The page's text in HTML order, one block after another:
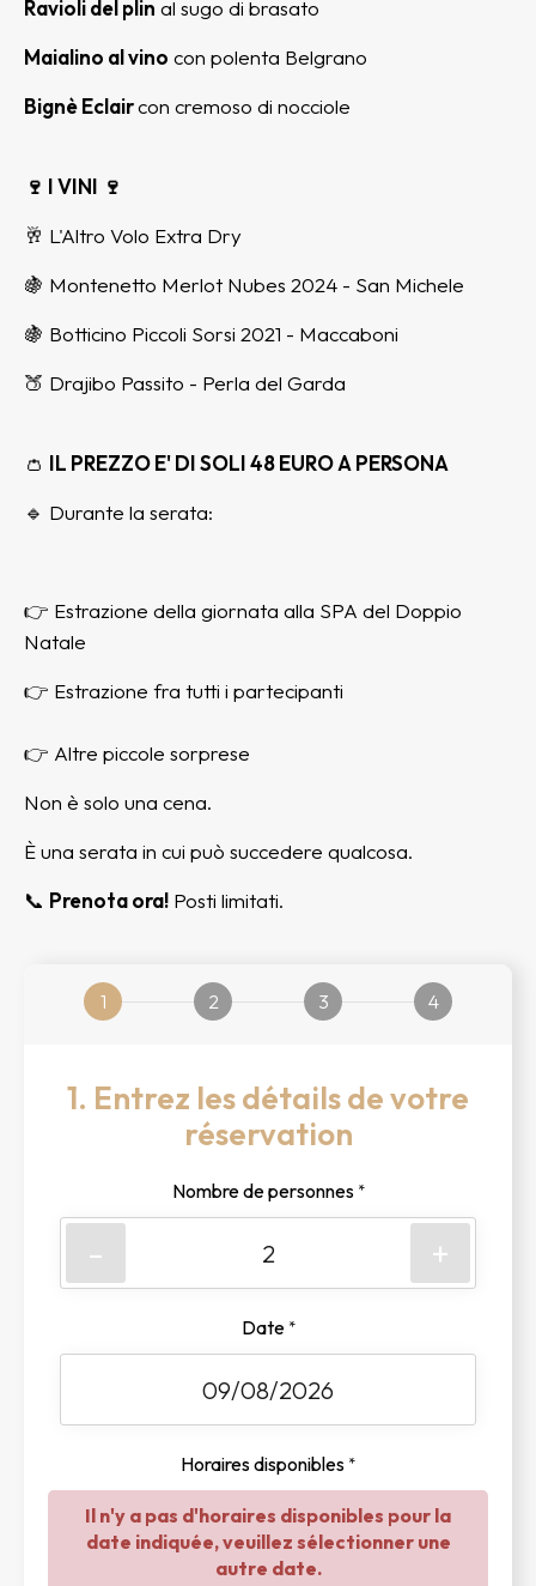
Ravioli del plin al sugo di brasato
Maialino al vino con polenta Belgrano
Bignè Eclaircon cremoso di nocciole
🍷 I VINI 🍷
🥂 L'Altro Volo Extra Dry
🍇 Montenetto Merlot Nubes 2024 - San Michele
🍇 Botticino Piccoli Sorsi 2021 - Maccaboni
🍑 Drajibo Passito - Perla del Garda
👛 IL PREZZO E' DI SOLI 48 EURO A PERSONA
🔹 Durante la serata:
👉 Estrazione della giornata alla SPA del Doppio
Natale
👉 Estrazione fra tutti i partecipanti
👉 Altre piccole sorprese
Non è solo una cena.
È una serata in cui può succedere qualcosa.
📞 Prenota ora! Posti limitati.
1 2 3 4
1. Entrez les détails de votre
réservation
Nombre de personnes *
- +
Date *
Horaires disponibles *
Il n'y a pas d'horaires disponibles pour la
date indiquée, veuillez sélectionner une
autre date.